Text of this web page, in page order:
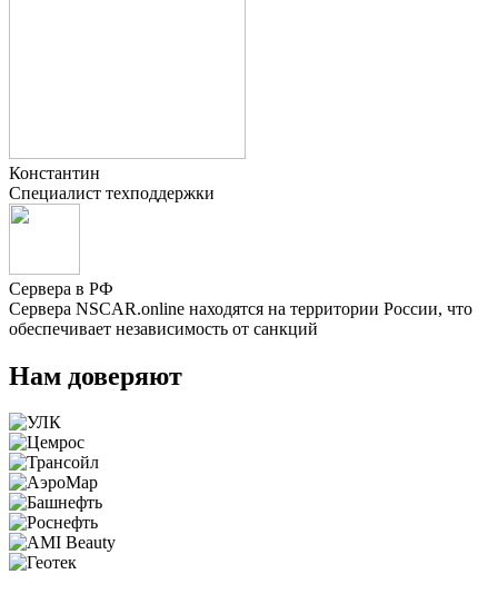
Константин
Специалист техподдержки
Сервера в РФ
Сервера NSCAR.online находятся на территории России, что
обеспечивает независимость от санкций
Нам доверяют